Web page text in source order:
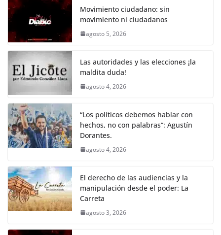
k
e
b
o
o
k
er s
A
p
y
Li
k
gr
a
e
Movimiento ciudadano: sin
movimiento ni ciudadanos
agosto 5, 2026
Las autoridades y las elecciones ¡la
maldita duda!
agosto 4, 2026
“Los políticos debemos hablar con
hechos, no con palabras”: Agustín
Dorantes.
agosto 4, 2026
El derecho de las audiencias y la
manipulación desde el poder: La
Carreta
agosto 3, 2026